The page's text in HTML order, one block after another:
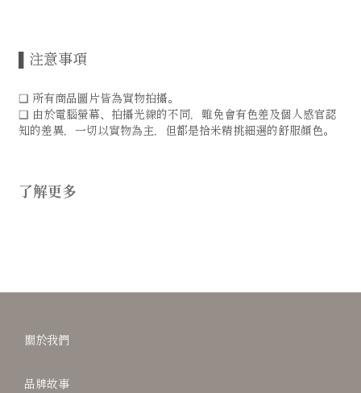
▌注意事項
❑ 所有商品圖片皆為實物拍攝。
❑ 由於電腦螢幕、拍攝光線的不同，難免會有色差及個人感官認
知的差異，一切以實物為主，但都是拾米精挑細選的舒服顏色。
了解更多
關於我們
品牌故事